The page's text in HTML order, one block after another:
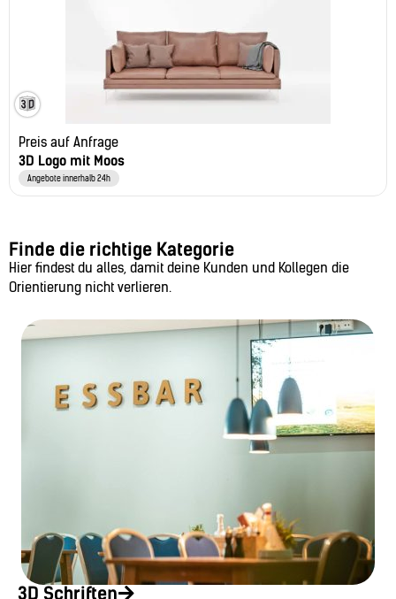
Preis auf Anfrage
3D Logo mit Moos
Angebote innerhalb 24h
Finde die richtige Kategorie
Hier findest du alles, damit deine Kunden und Kollegen die
Orientierung nicht verlieren.
3D Schriften